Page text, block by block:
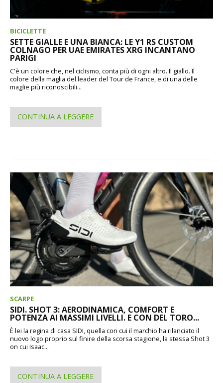
BICICLETTE
SETTE GIALLE E UNA BIANCA: LE Y1 RS CUSTOM
COLNAGO PER UAE EMIRATES XRG INCANTANO
PARIGI
C'è un colore che, nel ciclismo, conta più di ogni altro. Il giallo. Il
colore della maglia del leader del Tour de France, e di una delle
maglie più riconoscibili...
CONTINUA A LEGGERE
SCARPE
SIDI. SHOT 3: AERODINAMICA, COMFORT E
POTENZA AI MASSIMI LIVELLI. E CON DEL TORO...
È lei la regina di casa SIDI, quella con cui il marchio ha rilanciato il
nuovo logo proprio sul finire della scorsa stagione, la stessa Shot 3
on cui Isaac...
CONTINUA A LEGGERE